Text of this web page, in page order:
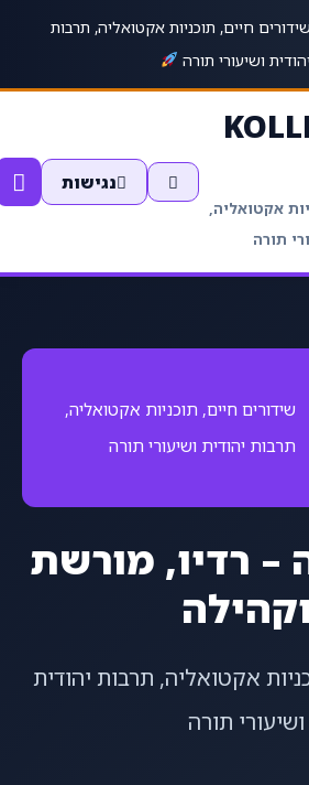
שידורים חיים, תוכניות אקטואליה, תרבות
יהודית ושיעורי תורה
אקטואליה,
תורה
נגישות
שידורים חיים, תוכניות אקטואליה,
תרבות יהודית ושיעורי תורה
– רדיו, מורשת
וקהילה
אקטואליה, תרבות יהודית
ושיעורי תורה